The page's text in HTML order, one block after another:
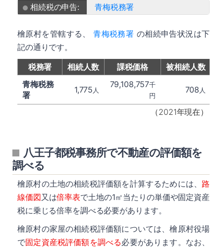
相続税の申告:
青梅税務署
檜原村を管轄する、青梅税務署 の相続申告状況は下
記の通りです。
（2021年現在）
税務署 相続人数 課税価格
被相続人数
青梅税務
署
1,775 人
79,108,757千
円
708 人
八王子都税事務所で不動産の評価額を
調べる
檜原村の土地の相続税評価額を計算するためには、 路
線価図又は倍率表で土地の1㎡当たりの単価や固定資産
税に乗じる倍率を調べる必要があります。
檜原村の家屋の相続税評価額については、檜原村役場
で固定資産税評価額を調べる必要があります。なお、